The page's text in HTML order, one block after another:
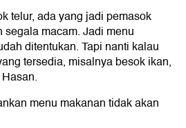
telur, ada yang jadi pemasok
macam. Jadi menu
ditentukan. Tapi nanti kalau
tersedia, misalnya besok ikan,
menu makanan tidak akan